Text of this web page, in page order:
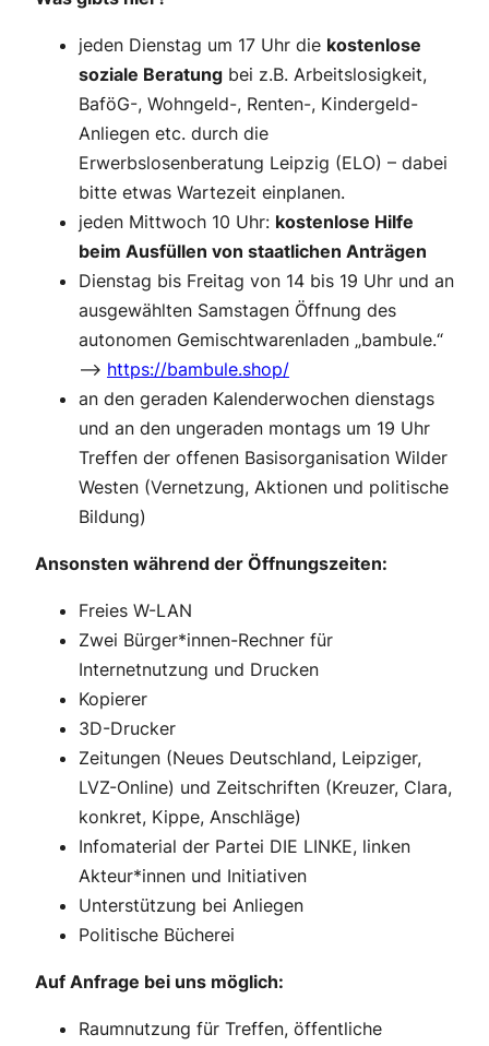
jeden Dienstag um 17 Uhr die kostenlose
soziale Beratung bei z.B. Arbeitslosigkeit,
BaföG-, Wohngeld-, Renten-, Kindergeld-
Anliegen etc. durch die
Erwerbslosenberatung Leipzig (ELO) – dabei
bitte etwas Wartezeit einplanen.
jeden Mittwoch 10 Uhr: kostenlose Hilfe
beim Ausfüllen von staatlichen Anträgen
Dienstag bis Freitag von 14 bis 19 Uhr und an
ausgewählten Samstagen Öffnung des
autonomen Gemischtwarenladen „bambule.“
–> https://bambule.shop/
an den geraden Kalenderwochen dienstags
und an den ungeraden montags um 19 Uhr
Treffen der offenen Basisorganisation Wilder
Westen (Vernetzung, Aktionen und politische
Bildung)
Ansonsten während der Öffnungszeiten:
Freies W-LAN
Zwei Bürger*innen-Rechner für
Internetnutzung und Drucken
Kopierer
3D-Drucker
Zeitungen (Neues Deutschland, Leipziger,
LVZ-Online) und Zeitschriften (Kreuzer, Clara,
konkret, Kippe, Anschläge)
Infomaterial der Partei DIE LINKE, linken
Akteur*innen und Initiativen
Unterstützung bei Anliegen
Politische Bücherei
Auf Anfrage bei uns möglich:
Raumnutzung für Treffen, öffentliche